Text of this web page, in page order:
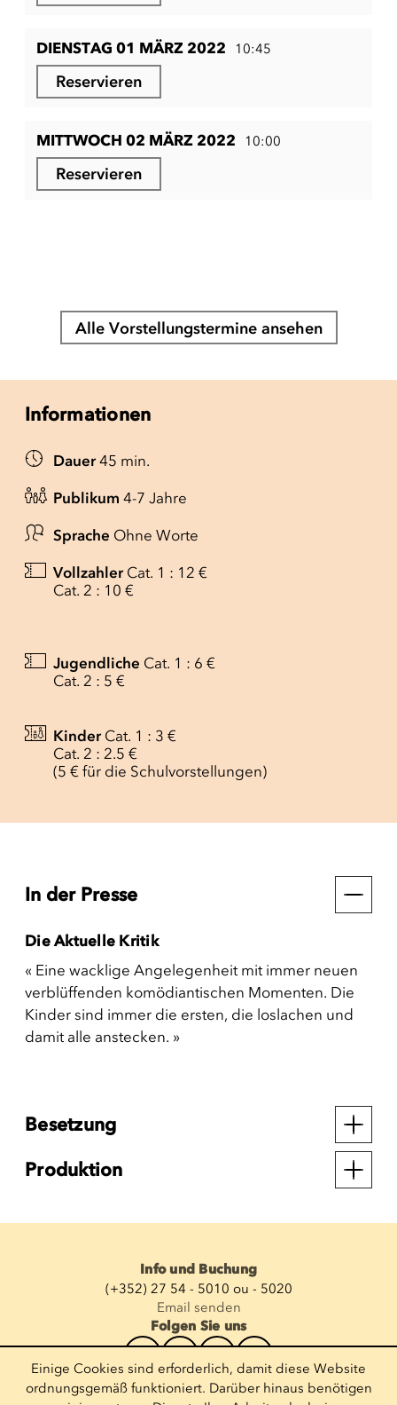
DIENSTAG 01 MÄRZ 2022 10:45
Reservieren
MITTWOCH 02 MÄRZ 2022 10:00
Reservieren
Alle Vorstellungstermine ansehen
Informationen
Dauer 45 min.
Publikum 4-7 Jahre
Sprache Ohne Worte
Vollzahler Cat. 1 : 12 €
Cat. 2 : 10 €
Jugendliche Cat. 1 : 6 €
Cat. 2 : 5 €
Kinder Cat. 1 : 3 €
Cat. 2 : 2.5 €
(5 € für die Schulvorstellungen)
In der Presse
Die Aktuelle Kritik
« Eine wacklige Angelegenheit mit immer neuen
verblüffenden komödiantischen Momenten. Die
Kinder sind immer die ersten, die loslachen und
damit alle anstecken. »
Besetzung
Produktion
Info und Buchung
(+352) 27 54 - 5010 ou - 5020
Email senden
Folgen Sie uns
Newsletter abonnieren
Einige Cookies sind erforderlich, damit diese Website
ordnungsgemäß funktioniert. Darüber hinaus benötigen